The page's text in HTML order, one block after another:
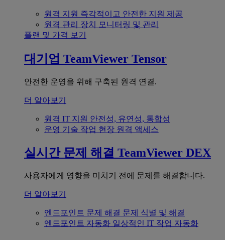
원격 지원 즉각적이고 안전한 지원 제공
원격 관리 장치 모니터링 및 관리
플랜 및 가격 보기
대기업 TeamViewer Tensor
안전한 운영을 위해 구축된 원격 연결.
더 알아보기
원격 IT 지원 안전성, 유연성, 통합성
운영 기술 작업 현장 원격 액세스
실시간 문제 해결 TeamViewer DEX
사용자에게 영향을 미치기 전에 문제를 해결합니다.
더 알아보기
엔드포인트 문제 해결 문제 식별 및 해결
엔드포인트 자동화 일상적인 IT 작업 자동화